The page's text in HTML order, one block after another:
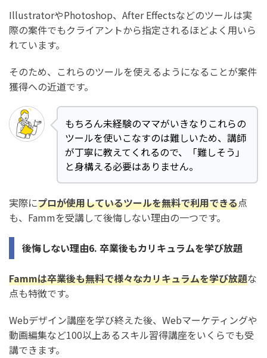
IllustratorやPhotoshop、After Effectsなどのツールは実
際の案件でもクライアントから指定されるほどよく用いら
れています。
そのため、これらのツールを使えるようになることが案件
獲得への近道です。
もちろん未経験のママがいきなりこれらの
ツールを使いこなすのは難しいため、講師
が丁寧に教えてくれるので、「難しそう」
と身構える必要はありません。
実際にプロが使用しているツールを無料で利用できる点
も、Fammを受講して後悔しない理由の一つです。
後悔しない理由6. 卒業後もカリキュラムを学び放題
Fammは卒業後も無料で様々なカリキュラムを学び放題な
点も特徴です。
Webデザイン講座を学び終えた後、Webマーケティングや
動画編集など100以上あるスキル習得講座をいくらでも受
講できます。